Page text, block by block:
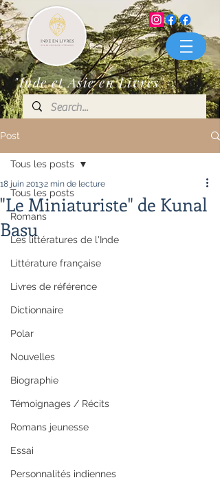
"Inde et Asie en Livres"
Post
Tous les posts
Romans
Les littératures de l'Inde
Littérature française
Livres de référence
Dictionnaire
Polar
Nouvelles
Biographie
Témoignages / Récits
Romans jeunesse
Essai
Personnalités indiennes
Tous les posts
"Le Miniaturiste" de Kunal
Basu
18 juin 20132 min de lecture